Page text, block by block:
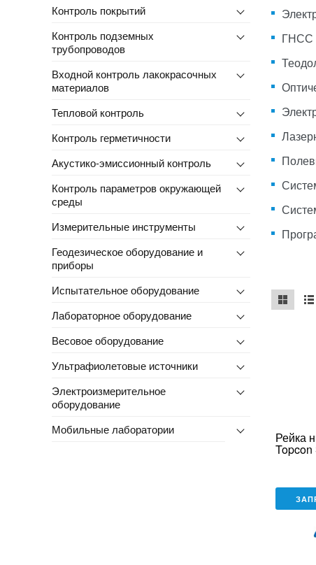
Контроль покрытий
Контроль подземных
трубопроводов
Входной контроль лакокрасочных
материалов
Тепловой контроль
Контроль герметичности
Акустико-эмиссионный контроль
Контроль параметров окружающей
среды
Измерительные инструменты
Геодезическое оборудование и
приборы
Испытательное оборудование
Лабораторное оборудование
Весовое оборудование
Ультрафиолетовые источники
Электроизмерительное
оборудование
Мобильные лаборатории
ГНСС
Рейка
Topcon